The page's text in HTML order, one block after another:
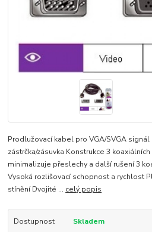
Prodlužovací kabel pro VGA/SVGA
zástrčka/zásuvka Konstrukce 3
minimalizuje přeslechy a další rušení 3
Vysoká rozlišovací schopnost a rychlost
stínění Dvojité ... celý popis
Dostupnost Skladem